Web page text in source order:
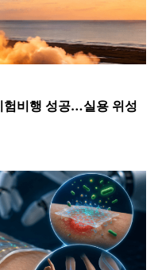
험비행 성공…실용 위성